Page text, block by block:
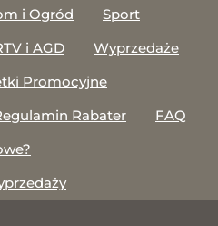
i Ogród
Sport
i AGD
Wyprzedaże
Promocyjne
Rabater
FAQ